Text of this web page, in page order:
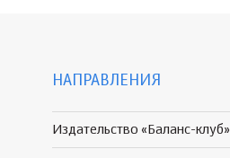
НАПРАВЛЕНИЯ
Издательство «Баланс-клуб»